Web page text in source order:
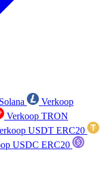
Verkoop
Verkoop TRON
USDT ERC20
USDC ERC20